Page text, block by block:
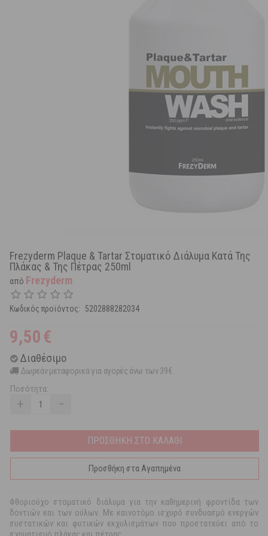
Frezyderm Plaque & Tartar Στοματικό Διάλυμα Κατά Της
Πλάκας & Της Πέτρας 250ml
από Frezyderm
Κωδικός προϊόντος: 5202888282034
9,50€
Διαθέσιμο
Δωρεάν μεταφορικά για αγορές άνω των 39€
Ποσότητα:
+ −
ΠΡΟΣΘΗΚΗ ΣΤΟ ΚΑΛΑΘΙ
Προσθήκη στα Αγαπημένα
Φθοριούχο στοματικό διάλυμα για την καθημερινή φροντίδα των
δοντιών και των ούλων. Με καινοτόμο ισχυρό συνδυασμό ενεργών
συστατικών και φυτικών εκχυλισμάτων που προστατεύει από το